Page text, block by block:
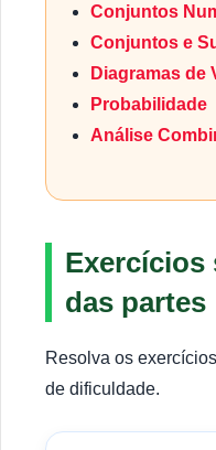
Conjuntos
Conjuntos e
Diagramas de
Probabilidade
Análise
Exercícios
das partes
Resolva os
de dificuldade.